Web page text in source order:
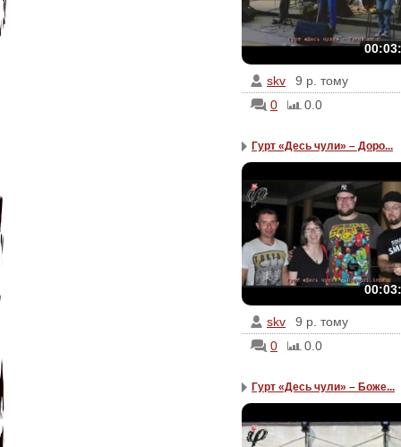
skv
9 р. тому
0
0.0
Гурт «Десь чули» – Доро...
skv
9 р. тому
0
0.0
Гурт «Десь чули» – Боже...